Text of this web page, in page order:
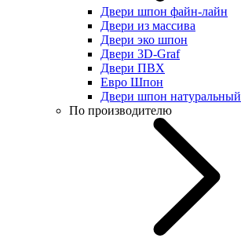
Двери шпон файн-лайн
Двери из массива
Двери эко шпон
Двери 3D-Graf
Двери ПВХ
Евро Шпон
Двери шпон натуральный
По производителю